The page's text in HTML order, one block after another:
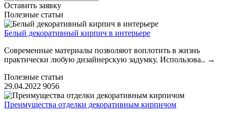
Оставить заявку
Полезные статьи
Белый декоративный кирпич в интерьере
Современные материалы позволяют воплотить в жизнь
практически любую дизайнерскую задумку. Использова.. →
Полезные статьи
29.04.2022 9056
Преимущества отделки декоративным кирпичом